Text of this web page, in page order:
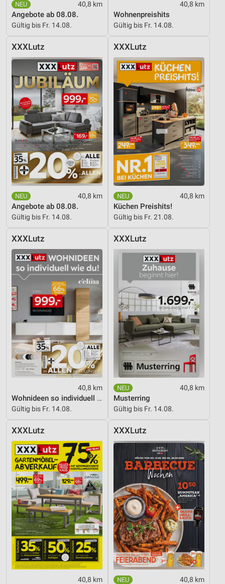
40,8 km
Angebote ab 08.08.
Gültig bis Fr. 14.08.
40,8 km
Wohnenpreishits
Gültig bis Fr. 14.08.
XXXLutz
40,8 km
Angebote ab 08.08.
Gültig bis Fr. 14.08.
XXXLutz
40,8 km
Küchen Preishits!
Gültig bis Fr. 21.08.
XXXLutz
40,8 km
Wohnideen so individuell wie du!
Gültig bis Fr. 14.08.
XXXLutz
40,8 km
Musterring
Gültig bis Fr. 14.08.
XXXLutz
40,8 km
XXXLutz
40,8 km